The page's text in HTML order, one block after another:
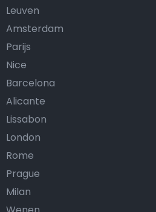
Leuven
Amsterdam
Parijs
Nice
Barcelona
Alicante
Lissabon
London
Rome
Prague
Milan